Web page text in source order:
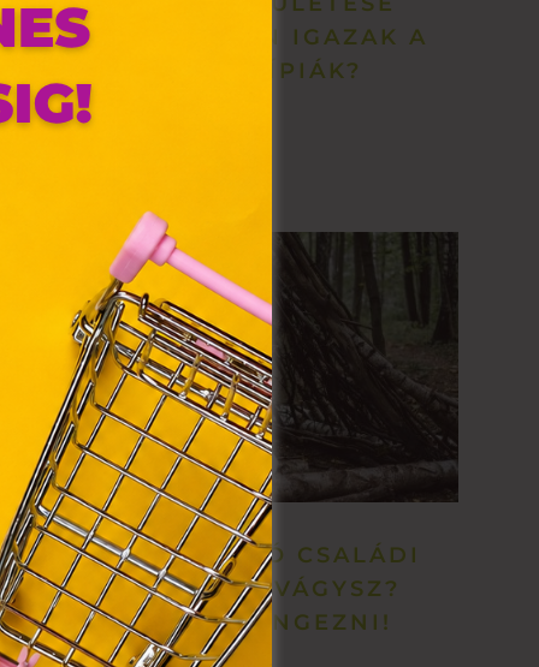
SZERINT VAJON IGAZAK A
SZTEREOTÍPIÁK?
SZÓRAKOZTATÓ CSALÁDI
PROGRAMRA VÁGYSZ?
MENJ KEMPINGEZNI!
Ön